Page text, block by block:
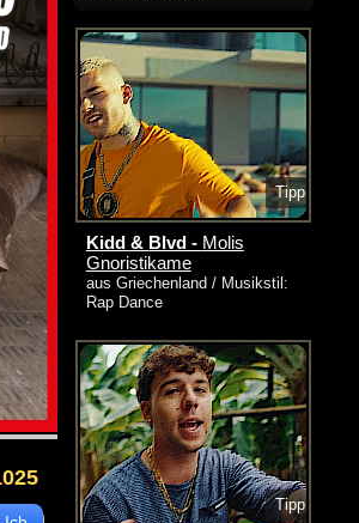
Tipp
Kidd & Blvd - Molis
Gnoristikame
aus Griechenland / Musikstil:
Rap Dance
Tipp